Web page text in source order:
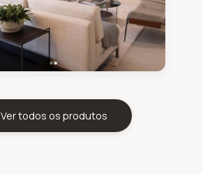
Ver todos os produtos